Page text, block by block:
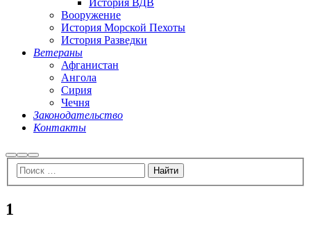
История ВДВ
Вооружение
История Морской Пехоты
История Разведки
Ветераны
Афганистан
Ангола
Сирия
Чечня
Законодательство
Контакты
НайтиБольше
информации
Главное
меню
1